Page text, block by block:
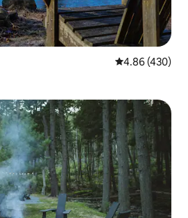
평점 4.86점(5
4.86 (430)